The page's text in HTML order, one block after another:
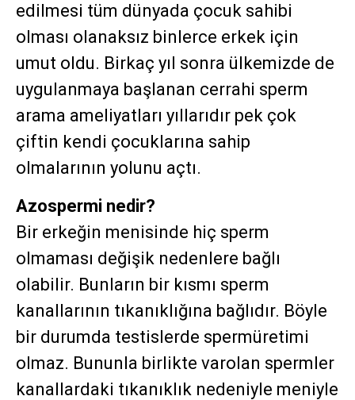
edilmesi tüm dünyada çocuk sahibi
olması olanaksız binlerce erkek için
umut oldu. Birkaç yıl sonra ülkemizde de
uygulanmaya başlanan cerrahi sperm
arama ameliyatları yıllarıdır pek çok
çiftin kendi çocuklarına sahip
olmalarının yolunu açtı.
Azospermi nedir?
Bir erkeğin menisinde hiç sperm
olmaması değişik nedenlere bağlı
olabilir. Bunların bir kısmı sperm
kanallarının tıkanıklığına bağlıdır. Böyle
bir durumda testislerde spermüretimi
olmaz. Bununla birlikte varolan spermler
kanallardaki tıkanıklık nedeniyle meniyle